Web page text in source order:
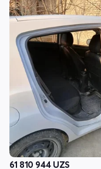
61 810 944 UZS